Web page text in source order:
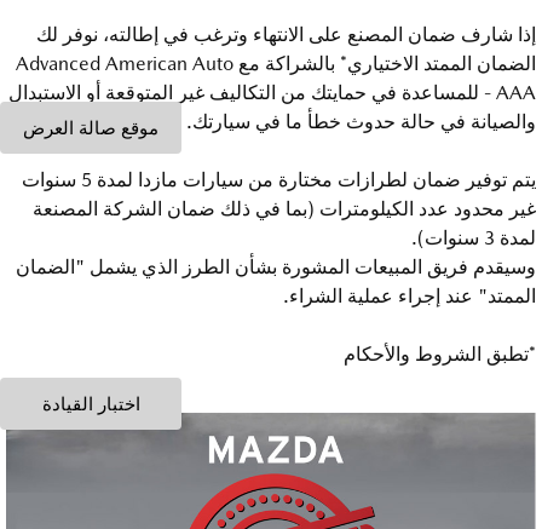
موقع صالة العرض
اختبار القيادة
إذا شارف ضمان المصنع على الانتهاء وترغب في إطالته، نوفر لك
الضمان الممتد الاختياري* بالشراكة مع Advanced American Auto
- AAA للمساعدة في حمايتك من التكاليف غير المتوقعة أو الاستبدال
والصيانة في حالة حدوث خطأ ما في سيارتك.
يتم توفير ضمان لطرازات مختارة من سيارات مازدا لمدة 5 سنوات
غير محدود عدد الكيلومترات (بما في ذلك ضمان الشركة المصنعة
لمدة 3 سنوات).
وسيقدم فريق المبيعات المشورة بشأن الطرز الذي يشمل "الضمان
الممتد" عند إجراء عملية الشراء.
*تطبق الشروط والأحكام